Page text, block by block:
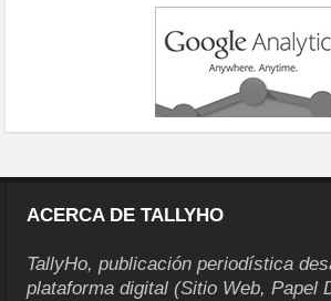
ACERCA DE TALLYHO
TallyHo, publicación periodística
plataforma digital (Sitio Web, Papel